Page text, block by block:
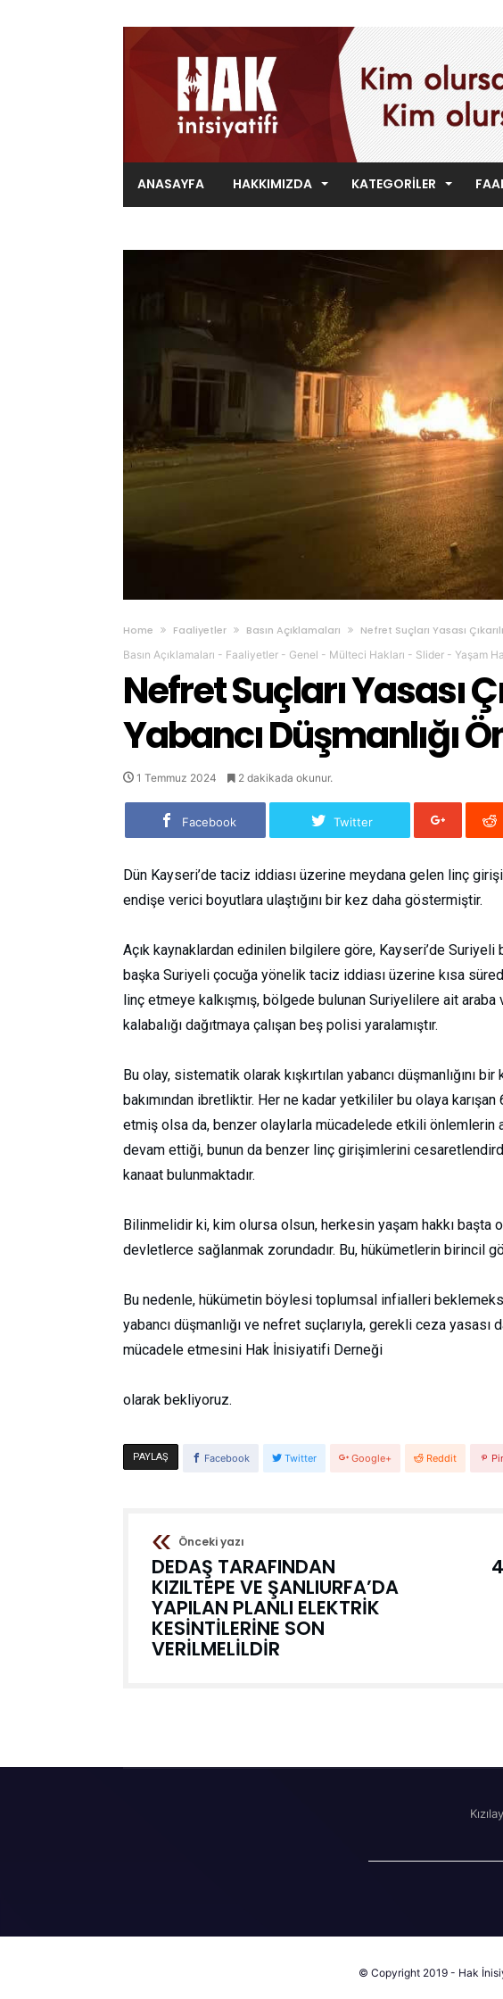
ANASAYFA HAKKIMIZDA KATEGORILER
Home Faaliyetler Basın Açıklamaları Nefret Suçları Yasası
Basın Açıklamaları - Faaliyetler - Genel - Mülteci Hakları - Slider - Yaşam
Nefret Suçları Yasası
Yabancı Düşmanlığı
1 Temmuz 2024 2 dakikada okunur.
Facebook Twitter
Dün Kayseri’de taciz iddiası üzerine meydana gelen linç
endişe verici boyutlara ulaştığını bir kez daha göstermiştir.
Açık kaynaklardan edinilen bilgilere göre, Kayseri’de Suriyeli
başka Suriyeli çocuğa yönelik taciz iddiası üzerine kısa
linç etmeye kalkışmış, bölgede bulunan Suriyelilere ait
kalabalığı dağıtmaya çalışan beş polisi yaralamıştır.
Bu olay, sistematik olarak kışkırtılan yabancı düşmanlığını
bakımından ibretliktir. Her ne kadar yetkililer bu olaya karışan
etmiş olsa da, benzer olaylarla mücadelede etkili önlemlerin
devam ettiği, bunun da benzer linç girişimlerini
kanaat bulunmaktadır.
Bilinmelidir ki, kim olursa olsun, herkesin yaşam hakkı başta
devletlerce sağlanmak zorundadır. Bu, hükümetlerin birincil
Bu nedenle, hükümetin böylesi toplumsal infialleri
yabancı düşmanlığı ve nefret suçlarıyla, gerekli ceza yasası
mücadele etmesini Hak İnisiyatifi Derneği
olarak bekliyoruz.
PAYLAŞ Facebook Twitter Google+ Reddit
Önceki yazı
DEDAŞ TARAFINDAN
KIZILTEPE VE ŞANLIURFA’DA
YAPILAN PLANLI ELEKTRİK
KESİNTİLERİNE SON
VERİLMELİLDİR
© Copyright 2019 - Hak